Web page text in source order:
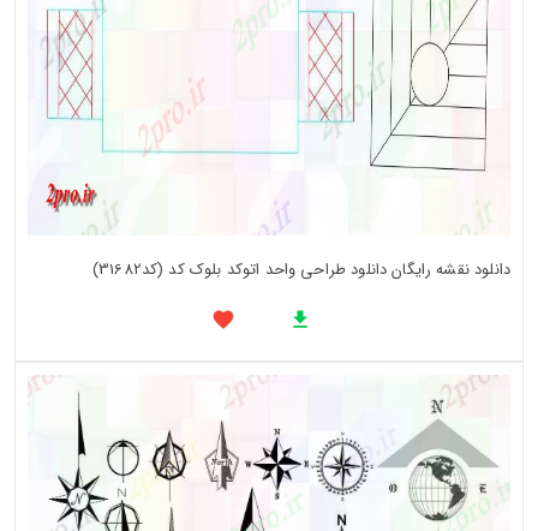
دانلود نقشه رایگان دانلود طراحی واحد اتوکد بلوک کد (کد31682)